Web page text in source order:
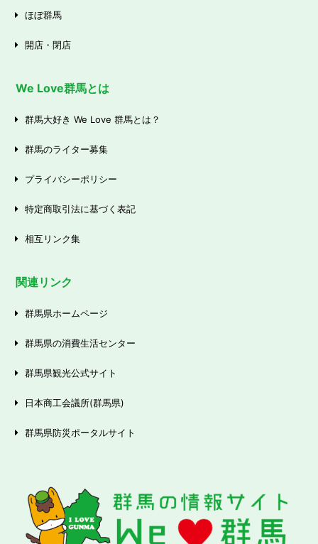
ほぼ群馬
開店・閉店
We Love群馬とは
群馬大好き We Love 群馬とは？
群馬のライター募集
プライバシーポリシー
特定商取引法に基づく表記
相互リンク集
関連リンク
群馬県ホームページ
群馬県の消費生活センター
群馬県観光公式サイト
日本商工会議所(群馬県)
群馬県防災ポータルサイト